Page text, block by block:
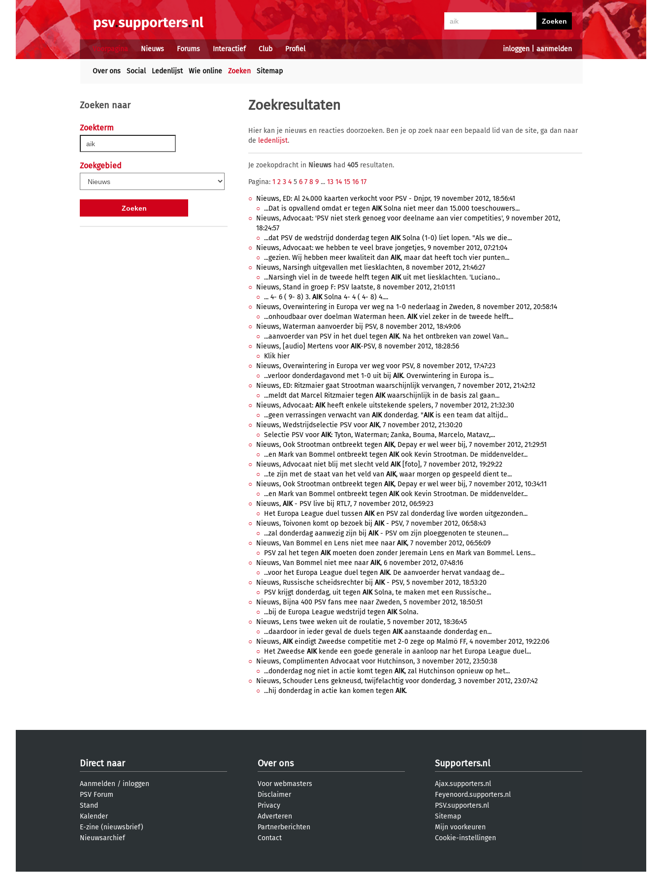
inloggen| aanmelden
Voorpagina Nieuws Forums Interactief Club Profiel
Over ons Social Ledenlijst Wie online Zoeken Sitemap
Zoeken naar
Zoekterm
Zoekgebied
Zoekresultaten
Hier kan je nieuws en reacties doorzoeken. Ben je op zoek naar een bepaald lid van de site, ga dan naar
de ledenlijst.
Je zoekopdracht in Nieuws had 405 resultaten.
Pagina: 1 2 3 4 5 6 7 8 9 ... 13 14 15 16 17
Nieuws, ED: Al 24.000 kaarten verkocht voor PSV - Dnjpr, 19 november 2012, 18:56:41
...Dat is opvallend omdat er tegen AIKSolna niet meer dan 15.000 toeschouwers...
Nieuws, Advocaat: 'PSV niet sterk genoeg voor deelname aan vier competities', 9 november 2012,
18:24:57
...dat PSV de wedstrijd donderdag tegen AIKSolna (1-0) liet lopen. "Als we die...
Nieuws, Advocaat: we hebben te veel brave jongetjes, 9 november 2012, 07:21:04
...gezien. Wij hebben meer kwaliteit dan AIK, maar dat heeft toch vier punten...
Nieuws, Narsingh uitgevallen met liesklachten, 8 november 2012, 21:46:27
...Narsingh viel in de tweede helft tegen AIKuit met liesklachten. 'Luciano...
Nieuws, Stand in groep F: PSV laatste, 8 november 2012, 21:01:11
... 4- 6 ( 9- 8) 3. AIKSolna 4- 4 ( 4- 8) 4....
Nieuws, Overwintering in Europa ver weg na 1-0 nederlaag in Zweden, 8 november 2012, 20:58:14
...onhoudbaar over doelman Waterman heen. AIKviel zeker in de tweede helft...
Nieuws, Waterman aanvoerder bij PSV, 8 november 2012, 18:49:06
...aanvoerder van PSV in het duel tegen AIK. Na het ontbreken van zowel Van...
Nieuws, [audio] Mertens voorAIK-PSV, 8 november 2012, 18:28:56
Klik hier
Nieuws, Overwintering in Europa ver weg voor PSV, 8 november 2012, 17:47:23
...verloor donderdagavond met 1-0 uit bij AIK. Overwintering in Europa is...
Nieuws, ED: Ritzmaier gaat Strootman waarschijnlijk vervangen, 7 november 2012, 21:42:12
...meldt dat Marcel Ritzmaier tegen AIKwaarschijnlijk in de basis zal gaan...
Nieuws, Advocaat: AIKheeft enkele uitstekende spelers, 7 november 2012, 21:32:30
...geen verrassingen verwacht van AIKdonderdag. "AIKis een team dat altijd...
Nieuws, Wedstrijdselectie PSV voorAIK, 7 november 2012, 21:30:20
Selectie PSV voorAIK: Tyton, Waterman; Zanka, Bouma, Marcelo, Matavz,...
Nieuws, Ook Strootman ontbreekt tegen AIK, Depay er wel weer bij, 7 november 2012, 21:29:51
...en Mark van Bommel ontbreekt tegen AIKook Kevin Strootman. De middenvelder...
Nieuws, Advocaat niet blij met slecht veld AIK[foto], 7 november 2012, 19:29:22
...te zijn met de staat van het veld van AIK, waar morgen op gespeeld dient te...
Nieuws, Ook Strootman ontbreekt tegen AIK, Depay er wel weer bij, 7 november 2012, 10:34:11
...en Mark van Bommel ontbreekt tegen AIKook Kevin Strootman. De middenvelder...
Nieuws, AIK- PSV live bij RTL7, 7 november 2012, 06:59:23
Het Europa League duel tussen AIKen PSV zal donderdag live worden uitgezonden...
Nieuws, Toivonen komt op bezoek bij AIK- PSV, 7 november 2012, 06:58:43
...zal donderdag aanwezig zijn bij AIK- PSV om zijn ploeggenoten te steunen....
Nieuws, Van Bommel en Lens niet mee naarAIK, 7 november 2012, 06:56:09
PSV zal het tegen AIKmoeten doen zonder Jeremain Lens en Mark van Bommel. Lens...
Nieuws, Van Bommel niet mee naarAIK, 6 november 2012, 07:48:16
...voor het Europa League duel tegen AIK. De aanvoerder hervat vandaag de...
Nieuws, Russische scheidsrechter bij AIK- PSV, 5 november 2012, 18:53:20
PSV krijgt donderdag, uit tegen AIKSolna, te maken met een Russische...
Nieuws, Bijna 400 PSV fans mee naar Zweden, 5 november 2012, 18:50:51
...bij de Europa League wedstrijd tegen AIKSolna.
Nieuws, Lens twee weken uit de roulatie, 5 november 2012, 18:36:45
...daardoor in ieder geval de duels tegen AIKaanstaande donderdag en...
Nieuws, AIKeindigt Zweedse competitie met 2-0 zege op Malmö FF, 4 november 2012, 19:22:06
Het Zweedse AIKkende een goede generale in aanloop nar het Europa League duel...
Nieuws, Complimenten Advocaat voor Hutchinson, 3 november 2012, 23:50:38
...donderdag nog niet in actie komt tegen AIK, zal Hutchinson opnieuw op het...
Nieuws, Schouder Lens gekneusd, twijfelachtig voor donderdag, 3 november 2012, 23:07:42
...hij donderdag in actie kan komen tegen AIK.
Direct naar
Aanmelden / inloggen
PSV Forum
Stand
Kalender
E-zine (nieuwsbrief)
Nieuwsarchief
Over ons
Voor webmasters
Disclaimer
Privacy
Adverteren
Partnerberichten
Contact
Supporters.nl
Ajax.supporters.nl
Feyenoord.supporters.nl
PSV.supporters.nl
Sitemap
Mijn voorkeuren
Cookie-instellingen